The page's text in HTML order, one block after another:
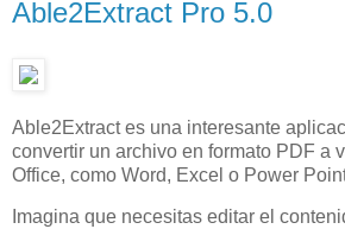
Able2Extract Pro 5.0
Able2Extract es una interesante
convertir un archivo en formato PDF a
Office, como Word, Excel o Power
Imagina que necesitas editar el